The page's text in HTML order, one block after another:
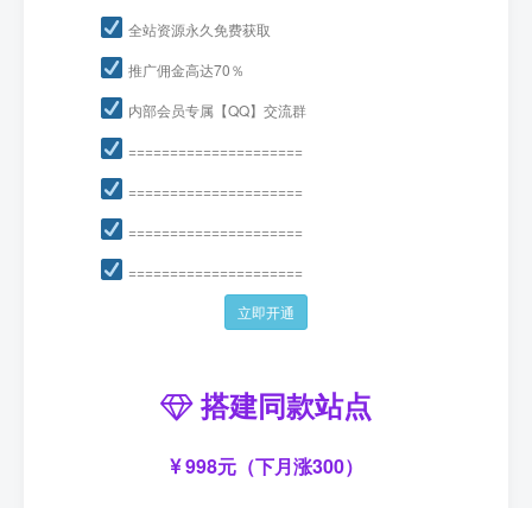
全站资源永久免费获取
推广佣金高达70％
内部会员专属【QQ】交流群
=====================
=====================
=====================
=====================
立即开通
搭建同款站点
998元（下月涨300）